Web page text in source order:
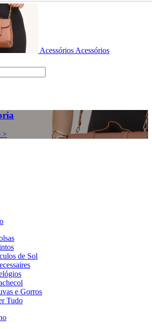
Acessórios Acessórios
>
de Sol
e Gorros
Tudo